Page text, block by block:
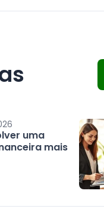
uma
mais